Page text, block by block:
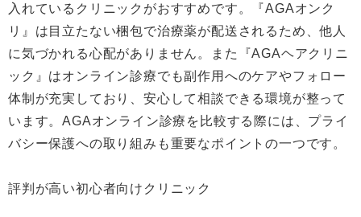
入れているクリニックがおすすめです。『AGAオンク
リ』は目立たない梱包で治療薬が配送されるため、他人
に気づかれる心配がありません。また『AGAヘアクリニ
ック』はオンライン診療でも副作用へのケアやフォロー
体制が充実しており、安心して相談できる環境が整って
います。AGAオンライン診療を比較する際には、プライ
バシー保護への取り組みも重要なポイントの一つです。
評判が高い初心者向けクリニック